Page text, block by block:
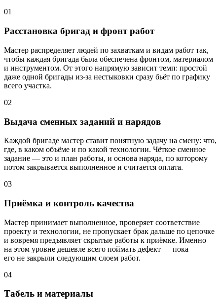
01
Расстановка бригад и фронт работ
Мастер распределяет людей по захваткам и видам работ так,
чтобы каждая бригада была обеспечена фронтом, материалом
и инструментом. От этого напрямую зависит темп: простой
даже одной бригады из-за нестыковки сразу бьёт по графику
всего участка.
02
Выдача сменных заданий и нарядов
Каждой бригаде мастер ставит понятную задачу на смену: что,
где, в каком объёме и по какой технологии. Чёткое сменное
задание — это и план работы, и основа наряда, по которому
потом закрывается выполненное и считается оплата.
03
Приёмка и контроль качества
Мастер принимает выполненное, проверяет соответствие
проекту и технологии, не пропускает брак дальше по цепочке
и вовремя предъявляет скрытые работы к приёмке. Именно
на этом уровне дешевле всего поймать дефект — пока
его не закрыли следующим слоем работ.
04
Табель и материалы